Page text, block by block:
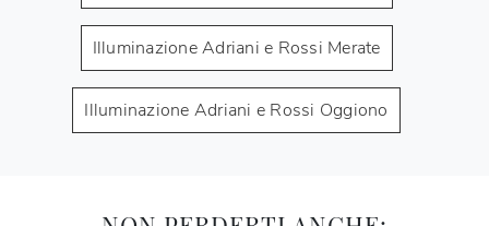
Illuminazione Adriani e Rossi Merate
Illuminazione Adriani e Rossi Oggiono